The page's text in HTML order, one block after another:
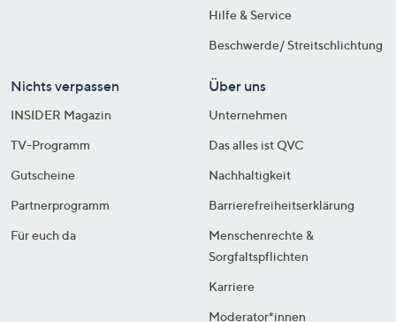
Hilfe & Service
Beschwerde/ Streitschlichtung
Nichts verpassen
INSIDER Magazin
TV-Programm
Gutscheine
Partnerprogramm
Für euch da
Über uns
Unternehmen
Das alles ist QVC
Nachhaltigkeit
Barrierefreiheitserklärung
Menschenrechte &
Sorgfaltspflichten
Karriere
Moderator*innen